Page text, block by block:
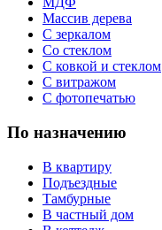
Массив дерева
С зеркалом
Со стеклом
С ковкой и стеклом
С витражом
С фотопечатью
По назначению
В квартиру
Подъездные
Тамбурные
В частный дом